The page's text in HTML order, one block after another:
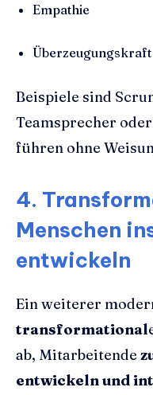
Empathie
Beispiele sind
Teamsprecher
führen ohne
4.
Menschen
entwickeln
Ein weiterer
transformational
ab, Mitarbeitende
entwickeln und